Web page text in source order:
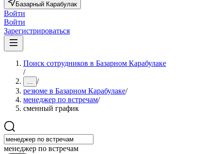
Базарный Карабулак
Войти
Войти
Зарегистрироваться
Поиск сотрудников в Базарном Карабулаке
/
... /
резюме в Базарном Карабулаке/
менеджер по встречам/
сменный график
менеджер по встречам